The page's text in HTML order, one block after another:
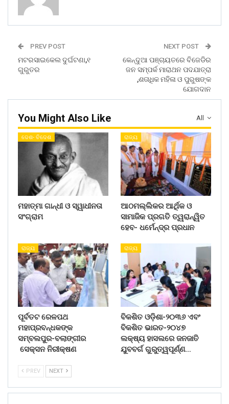
PREV POST
ମଟରସାଇକେଲ ଦୁର୍ଘଟଣା,୧
ଗୁରୁତର
NEXT POST
କେନ୍ଦୁଆ ପଞ୍ଚାୟତରେ ବିଜେଡିର
ଜନ ସମ୍ପର୍କ ମାରାଥନ ପଦଯାତ୍ରା
,ଶତାଧିକ ମହିଳା ଓ ପୁରୁଷଙ୍କ
ଯୋଗଦାନ
All
You Might Also Like
ଦେଶ- ବିଦେଶ
ମହାତ୍ମା ଗାନ୍ଧୀ ଓ ସ୍ୱାଧୀନତା
ସଂଗ୍ରାମ
ରାଜ୍ୟ
ଆଠମଲ୍ଲିକର ଆର୍ଥିକ ଓ
ସାମାଜିକ ପ୍ରଗତି ତ୍ୱରାନ୍ୱିତ
ହେବ- ଧର୍ମେନ୍ଦ୍ର ପ୍ରଧାନ
ରାଜ୍ୟ
ପୂର୍ବତଟ ରେଳପଥ
ମହାପ୍ରବନ୍ଧକଙ୍କ
ସମ୍ବଲପୁର-ବଲାଙ୍ଗୀର
ସେକ୍ସନ ନିରୀକ୍ଷଣ
ରାଜ୍ୟ
ବିକଶିତ ଓଡ଼ିଶା-୨୦୩୬ ଏବଂ
ବିକଶିତ ଭାରତ-୨୦୪୭
ଲକ୍ଷ୍ୟ ହାସଲରେ ଜନଜାତି
ଯୁବବର୍ଗ ଗୁରୁତ୍ୱପୂର୍ଣ୍ଣ…
PREV NEXT